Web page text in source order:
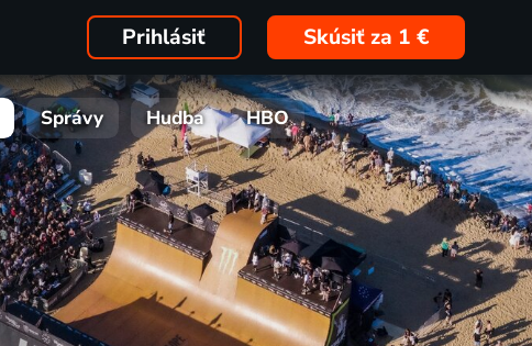
Prihlásiť Skúsiť za 1 €
Správy Hudba HBO